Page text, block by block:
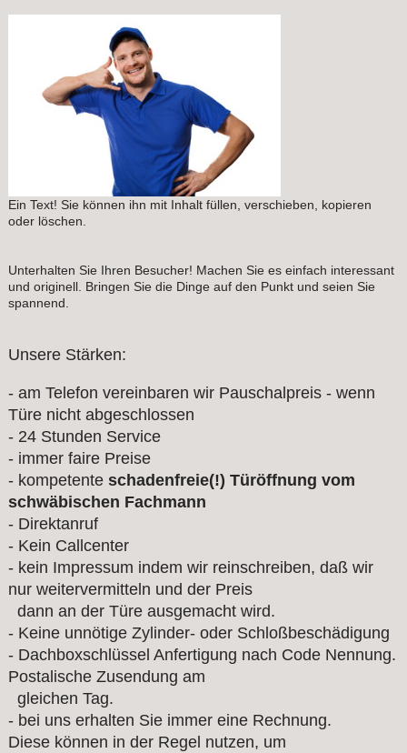
Ein Text! Sie können ihn mit Inhalt füllen, verschieben, kopieren
oder löschen.
Unterhalten Sie Ihren Besucher! Machen Sie es einfach interessant
und originell. Bringen Sie die Dinge auf den Punkt und seien Sie
spannend.
Unsere Stärken:
- am Telefon vereinbaren wir Pauschalpreis - wenn
Türe nicht abgeschlossen
- 24 Stunden Service
- immer faire Preise
- kompetente schadenfreie(!) Türöffnung vom
schwäbischen Fachmann
- Direktanruf
- Kein Callcenter
- kein Impressum indem wir reinschreiben, daß wir
nur weitervermitteln und der Preis
dann an der Türe ausgemacht wird.
- Keine unnötige Zylinder- oder Schloßbeschädigung
- Dachboxschlüssel Anfertigung nach Code Nennung.
Postalische Zusendung am
gleichen Tag.
- bei uns erhalten Sie immer eine Rechnung.
Diese können in der Regel nutzen, um